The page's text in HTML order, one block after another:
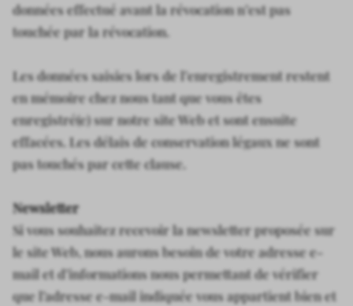
données effectué avant la révocation n’est pas
touchée par la révocation.
Les données saisies lors de l’enregistrement restent
en mémoire chez nous tant que vous êtes
enregistré(e) sur notre site Web et sont ensuite
effacées. Les délais de conservation légaux ne sont
pas touchés par cette clause.
Newsletter
Si vous souhaitez recevoir la newsletter proposée sur
le site Web, nous aurons besoin de votre adresse e-
mail et d’informations nous permettant de vérifier
que l’adresse e-mail indiquée vous appartient bien et